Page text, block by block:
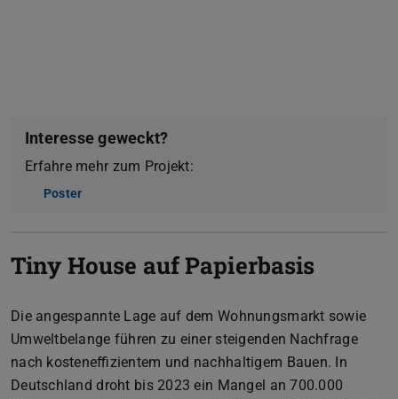
Interesse geweckt?
Erfahre mehr zum Projekt:
Poster
Tiny House auf Papierbasis
Die angespannte Lage auf dem Wohnungsmarkt sowie
Umweltbelange führen zu einer steigenden Nachfrage
nach kosteneffizientem und nachhaltigem Bauen. In
Deutschland droht bis 2023 ein Mangel an 700.000